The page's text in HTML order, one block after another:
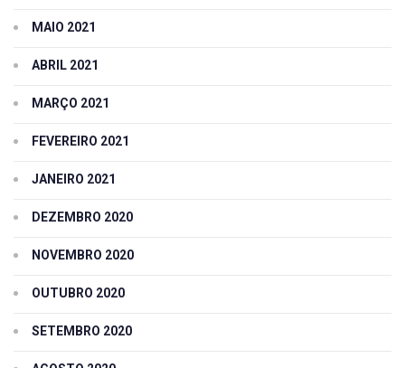
MAIO 2021
ABRIL 2021
MARÇO 2021
FEVEREIRO 2021
JANEIRO 2021
DEZEMBRO 2020
NOVEMBRO 2020
OUTUBRO 2020
SETEMBRO 2020